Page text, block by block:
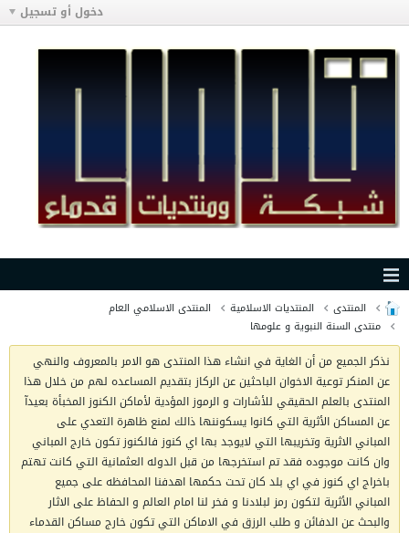
دخول أو تسجيل
المنتدى المنتديات الاسلامية
المنتدى الاسلامي العام
منتدى السنة النبوية و علومها
نذكر الجميع من أن الغاية في انشاء هذا المنتدى هو الامر بالمعروف والنهي
عن المنكر توعية الاخوان الباحثين عن الركاز بتقديم المساعده لهم من خلال هذا
المنتدى بالعلم الحقيقي للأشارات و الرموز المؤدية لأماكن الكنوز المخبأة بعيدآ
عن المساكن الأثرية التي كانوا يسكوننها ذالك لمنع ظاهرة التعدي على
المباني الاثرية وتخريبها التي لايوجد بها اي كنوز فالكنوز تكون خارج المباني
وان كانت موجوده فقد تم استخرجها من قبل الدوله العثمانية التي كانت تهتم
باخراج اي كنوز في اي بلد كان تحت حكمها اهدفنا المحافظه على جميع
المباني الأثرية لتكون رمز لبلادنا و فخر لنا امام العالم و الحفاظ على الاثار
والبحث عن الدفائن و طلب الرزق في الاماكن التي تكون خارج مساكن القدماء